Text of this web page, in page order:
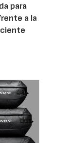
para
a la